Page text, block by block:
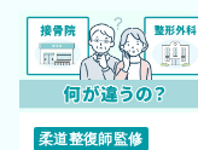
柔道整復師監修